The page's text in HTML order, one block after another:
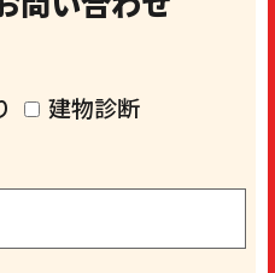
建物診断